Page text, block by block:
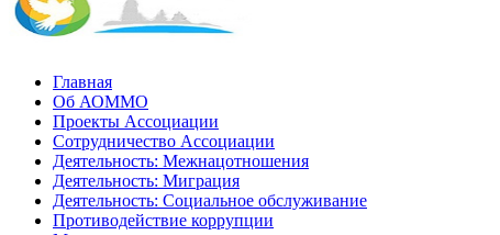
Главная
Об АОММО
Проекты Ассоциации
Сотрудничество Ассоциации
Деятельность: Межнацотношения
Деятельность: Миграция
Деятельность: Социальное обслуживание
Противодействие коррупции